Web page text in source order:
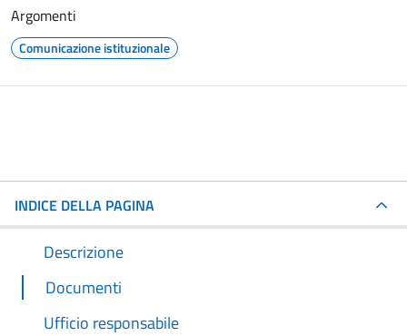
Argomenti
Comunicazione istituzionale
INDICE DELLA PAGINA
Descrizione
Documenti
Ufficio responsabile